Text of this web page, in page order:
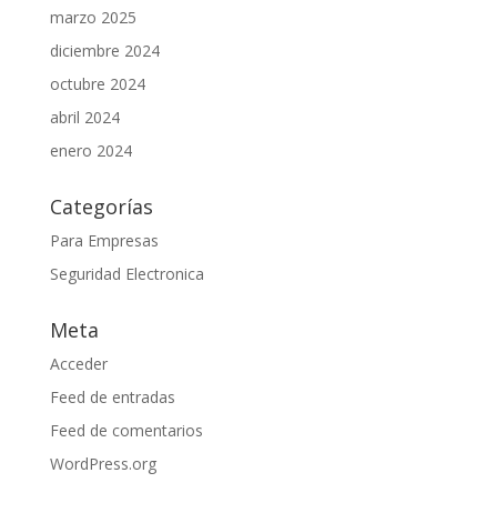
marzo 2025
diciembre 2024
octubre 2024
abril 2024
enero 2024
Categorías
Para Empresas
Seguridad Electronica
Meta
Acceder
Feed de entradas
Feed de comentarios
WordPress.org